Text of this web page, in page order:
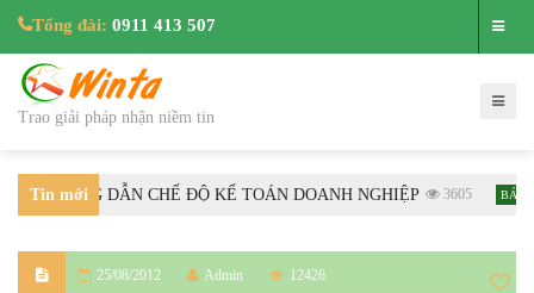
Tổng đài: 0911 413 507
Trao giải pháp nhận niềm tin
Tin mới
HƯỚNG DẪN CHẾ ĐỘ KẾ TOÁN DOANH NGHIỆP 3605 BÁN
25/08/2012 Admin 12426